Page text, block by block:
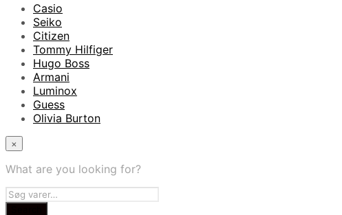
Casio
Seiko
Citizen
Tommy Hilfiger
Hugo Boss
Armani
Luminox
Guess
Olivia Burton
×
What are you looking for?